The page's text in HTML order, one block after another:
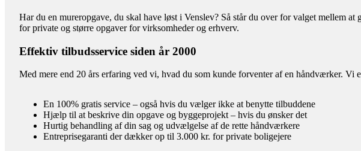
Har du en mureropgave, du skal have løst i Venslev? Så står du over for valget mellem
for private og større opgaver for virksomheder og erhverv.
Effektiv tilbudsservice siden år 2000
Med mere end 20 års erfaring ved vi, hvad du som kunde forventer af en håndværker. Vi
En 100% gratis service – også hvis du vælger ikke at benytte tilbuddene
Hjælp til at beskrive din opgave og byggeprojekt – hvis du ønsker det
Hurtig behandling af din sag og udvælgelse af de rette håndværkere
Entreprisegaranti der dækker op til 3.000 kr. for private boligejere